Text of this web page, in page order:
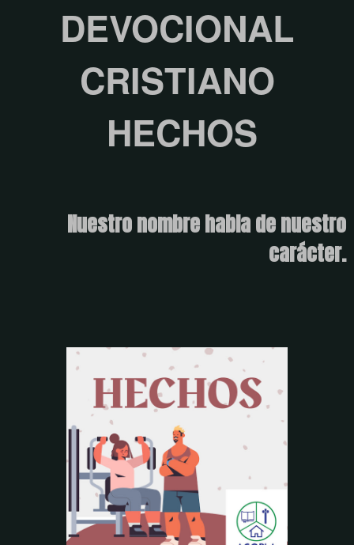
DEVOCIONAL
CRISTIANO
HECHOS
Nuestro nombre habla de nuestro
carácter.